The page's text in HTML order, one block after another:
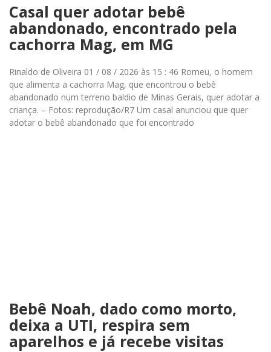
Casal quer adotar bebê
abandonado, encontrado pela
cachorra Mag, em MG
Rinaldo de Oliveira 01 / 08 / 2026 às 15 : 46 Romeu, o homem
que alimenta a cachorra Mag, que encontrou o bebê
abandonado num terreno baldio de Minas Gerais, quer adotar a
criança. – Fotos: reprodução/R7 Um casal anunciou que quer
adotar o bebê abandonado que foi encontrado
Bebê Noah, dado como morto,
deixa a UTI, respira sem
aparelhos e já recebe visitas